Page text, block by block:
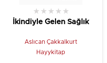
İkindiyle Gelen Sağlık
★ ★ ★ ★ ★
Aslıcan Çakkalkurt
Hayykitap